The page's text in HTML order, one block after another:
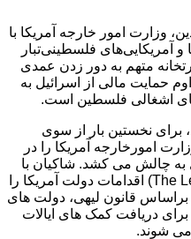
وزارت امور خارجه آمریکا با
فلسطینی‌تبار
متهم به دور زدن عمدی
حمایت مالی از اسرائیل به
اشغالی فلسطین است.
برای نخستین بار از سوی
امورخارجه آمریکا را در
به چالش می کشد. شاکیان با
استناد به «قانون لیهی» (The Leahy Law) اقدامات دولت آمریکا را
قانون لیهی، دولت های
دریافت کمک های ایالات
شوند.